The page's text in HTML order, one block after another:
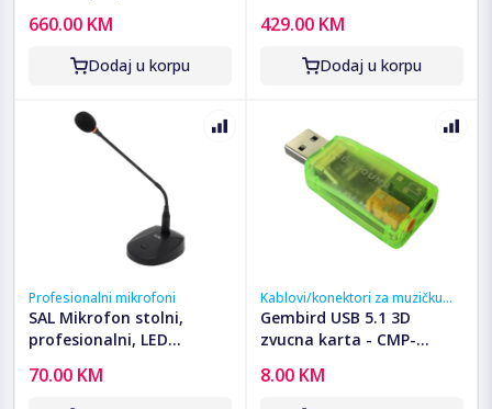
Combo
660.00 KM
Dodaj u korpu
429.00 KM
Dodaj u korpu
Profesionalni mikrofoni
SAL Mikrofon stolni,
profesionalni, LED
70.00 KM
Kablovi/konektori za muzičku
opremu
Gembird USB 5.1 3D
zvucna karta - CMP-
8.00 KM